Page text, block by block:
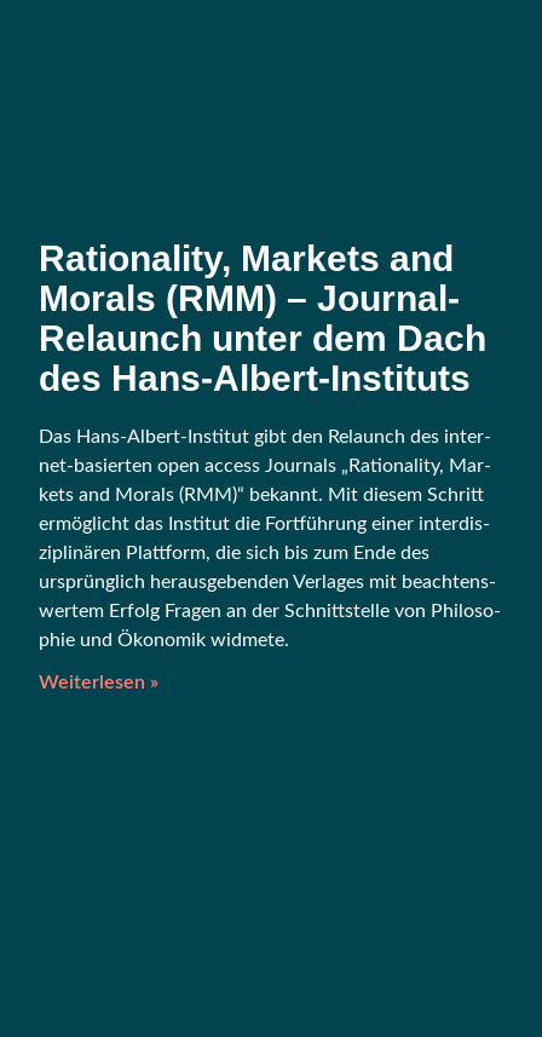
Rationality, Markets and
Morals (RMM) – Journal-
Relaunch unter dem Dach
des Hans-Albert-Instituts
Das Hans-Albert-Insti­tut gibt den Relaunch des inter­
net-basier­ten open access Jour­nals „Ratio­na­li­ty, Mar­
kets and Morals (RMM)“ bekannt. Mit die­sem Schritt
ermög­licht das Insti­tut die Fort­füh­rung einer inter­dis­
zi­pli­nä­ren Platt­form, die sich bis zum Ende des
ursprüng­lich her­aus­ge­ben­den Ver­la­ges mit beach­tens­
wer­tem Erfolg Fra­gen an der Schnitt­stel­le von Phi­lo­so­
phie und Öko­no­mik widmete.
Weiterlesen »